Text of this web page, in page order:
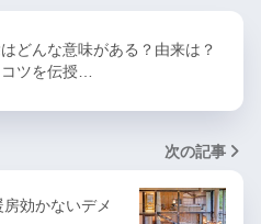
どんな意味がある？由来は？
ツを伝授…
次の記事
効かないデメ